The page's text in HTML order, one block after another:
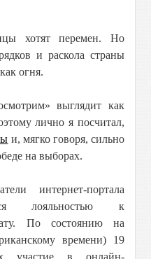
хотят перемен. Но
и раскола страны
огня.
выглядит как
лично я посчитал,
и, мягко говоря, сильно
на выборах.
интернет-портала
лояльностью к
По состоянию на
времени) 19
участие в онлайн-